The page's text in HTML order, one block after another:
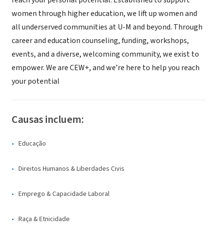
women through higher education, we lift up women and
all underserved communities at U-M and beyond. Through
career and education counseling, funding, workshops,
events, and a diverse, welcoming community, we exist to
empower. We are CEW+, and we’re here to help you reach
your potential
Causas incluem:
Educação
Direitos Humanos & Liberdades Civis
Emprego & Capacidade Laboral
Raça & Etnicidade